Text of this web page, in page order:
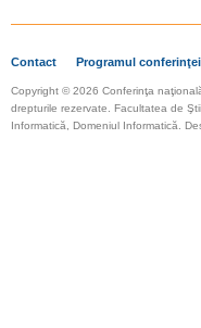
Contact Programul conferinţei
Copyright © 2026 Conferinţa
drepturile rezervate. Facultatea de
Informatică, Domeniul Informatică.